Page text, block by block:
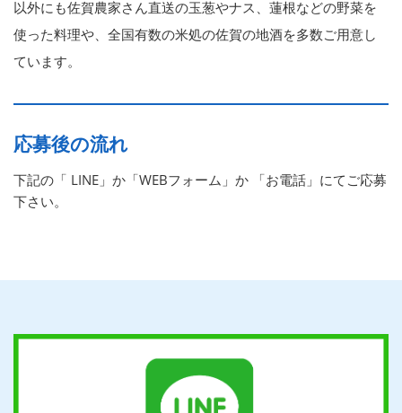
以外にも佐賀農家さん直送の玉葱やナス、蓮根などの野菜を
使った料理や、全国有数の米処の佐賀の地酒を多数ご用意し
ています。
応募後の流れ
下記の「 LINE」か「WEBフォーム」か 「お電話」にてご応募
下さい。